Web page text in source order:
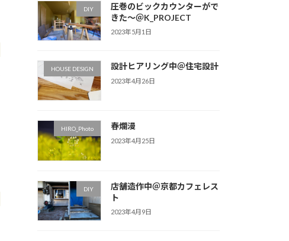
DIY
圧巻のビックカウンターがで
きた〜＠K_PROJECT
2023年5月1日
HOUSE DESIGN 設計ヒアリング中＠住宅設計
2023年4月26日
HIRO_Photo 春爛漫
2023年4月25日
DIY
店舗造作中＠京都カフェレス
ト
2023年4月9日